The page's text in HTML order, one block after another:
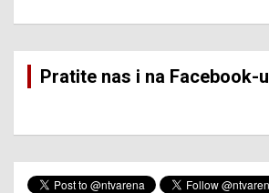
Pratite nas i na Facebook-u